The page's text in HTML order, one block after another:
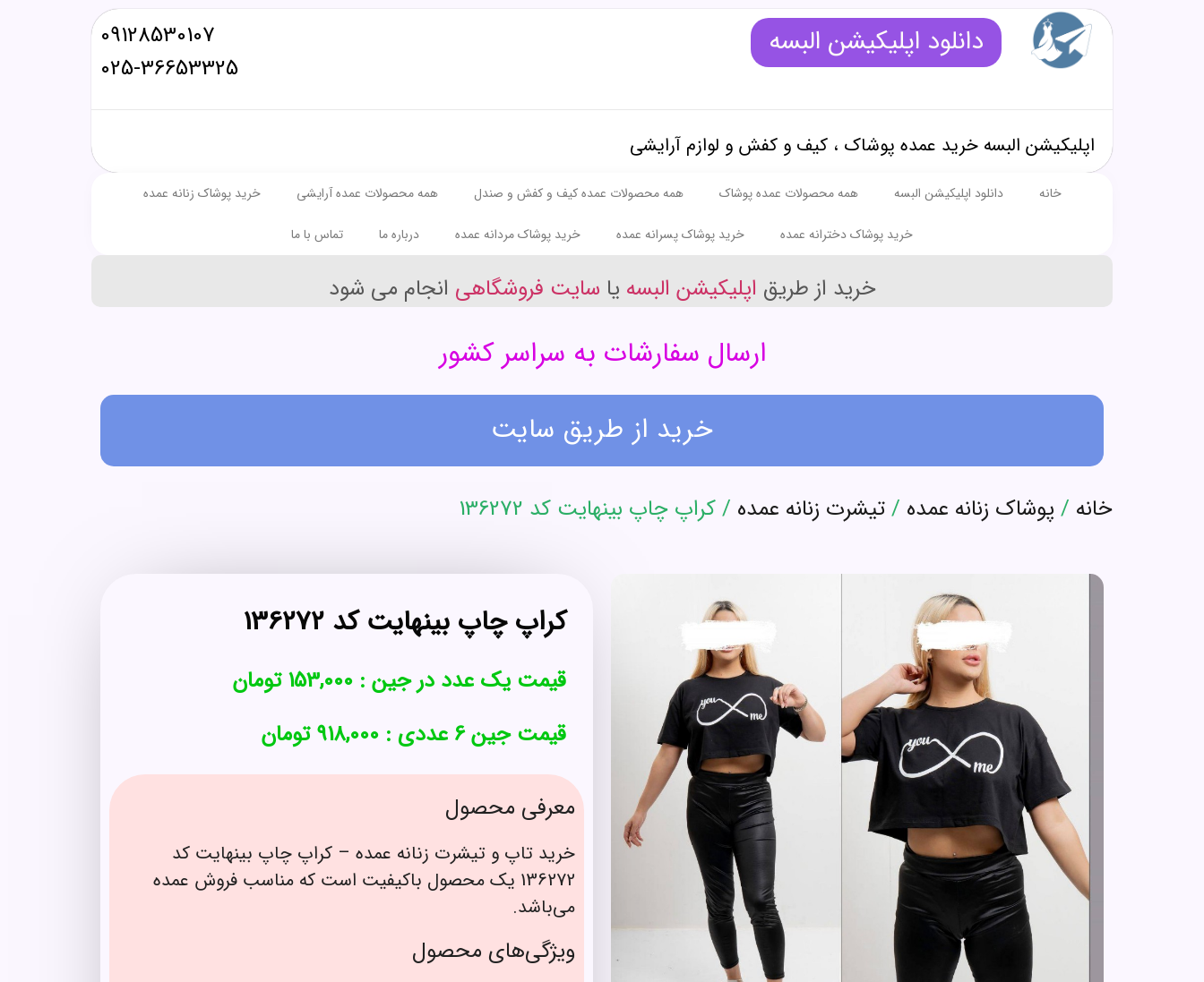
دانلود اپلیکیشن البسه
025-36653325
09128530107
اپلیکیشن البسه خرید عمده پوشاک ، کیف و کفش و لوازم آرایشی
خانه دانلود اپلیکیشن البسه همه محصولات عمده پوشاک همه محصولات عمده کیف و کفش و صندل همه محصولات عمده آرایشی خرید پوشاک زنانه عمده
خرید پوشاک دخترانه عمده خرید پوشاک پسرانه عمده خرید پوشاک مردانه عمده درباره ما تماس با ما
خرید از طریق اپلیکیشن البسه یا سایت فروشگاهی انجام می شود
ارسال سفارشات به سراسر کشور
خرید از طریق سایت
خانه / پوشاک زنانه عمده /تیشرت زنانه عمده / کراپ چاپ بینهایت کد 136272
کراپ چاپ بینهایت کد 136272
قیمت یک عدد در جین : 153,000 تومان
قیمت جین 6 عددی : 918,000 تومان
معرفی محصول
خرید تاپ و تیشرت زنانه عمده – کراپ چاپ بینهایت کد
136272 یک محصول باکیفیت است که مناسب فروش عمده
می‌باشد.
ویژگی‌های محصول